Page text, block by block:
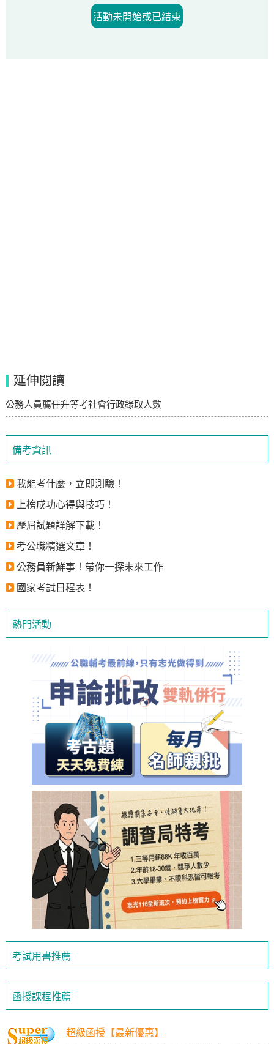
備考資訊
我能考什麼，立即測驗！
上榜成功心得與技巧！
歷屆試題詳解下載！
考公職精選文章！
公務員新鮮事！帶你一探未來工作
國家考試日程表！
熱門活動
考試用書推薦
函授課程推薦
超級函授【最新優惠】
活動未開始或已結束
延伸閱讀
公務人員薦任升等考社會行政錄取人數